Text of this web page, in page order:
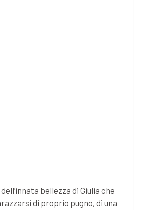
bellezza di Giulia che
di proprio pugno, di una